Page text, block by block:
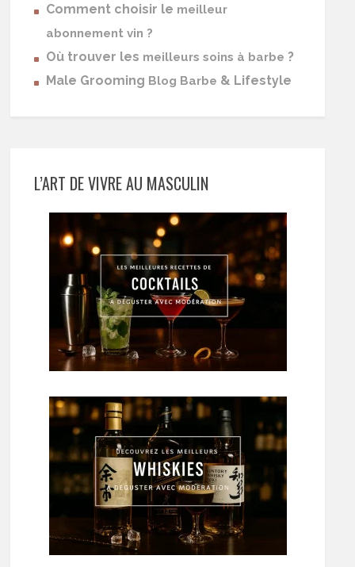
Comment choisir le meilleur
abonnement vin ?
Où trouver les meilleurs soins à barbe ?
Male Grooming Blog Barbe & Lifestyle
L’ART DE VIVRE AU MASCULIN